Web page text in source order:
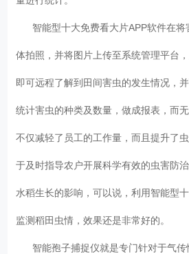
智能型十大免费看大片APP软件在将害虫
体拍照，并将图片上传至系统管理平台
即可远程了解到田间害虫的发生情况
统计害虫的种类及数量，做成报表，而
不仅减轻了员工的工作量，而且提升了虫
于及时指导农户开展科学有效的虫害防治
水稻生长的影响，可以说，利用智
监测稻田虫情，效果还是非常好的。
智能孢子捕捉仪就是专门针对于气传性